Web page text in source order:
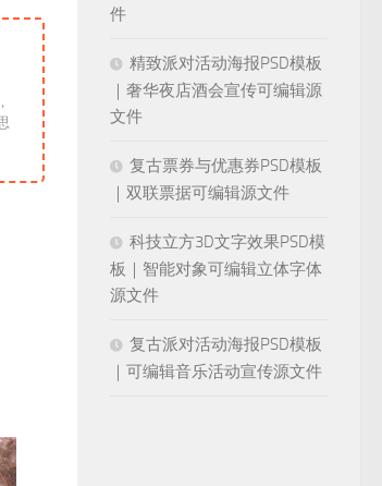
件
精致派对活动海报PSD模板
｜奢华夜店酒会宣传可编辑源
文件
复古票券与优惠券PSD模板
｜双联票据可编辑源文件
科技立方3D文字效果PSD模
板｜智能对象可编辑立体字体
源文件
复古派对活动海报PSD模板
｜可编辑音乐活动宣传源文件